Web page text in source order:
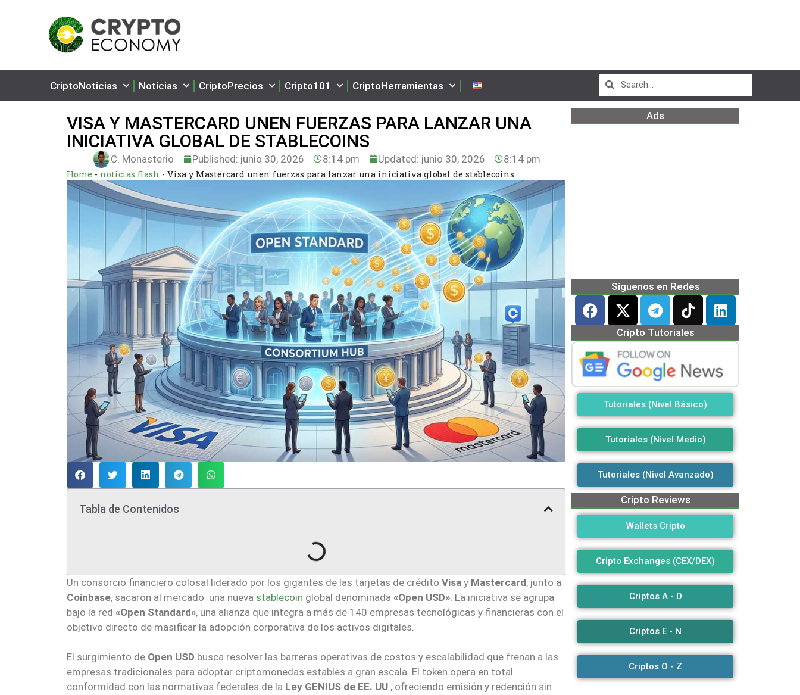
CriptoNoticias Noticias CriptoPrecios Cripto101 CriptoHerramientas
VISA Y MASTERCARD UNEN FUERZAS PARA LANZAR UNA
INICIATIVA GLOBAL DE STABLECOINS
C. Monasterio Published: junio 30, 2026 8:14 pm Updated: junio 30, 2026 8:14 pm
Home - noticias flash - Visa y Mastercard unen fuerzas para lanzar una iniciativa global de stablecoins
Tabla de Contenidos
Un consorcio financiero colosal liderado por los gigantes de las tarjetas de crédito Visa y Mastercard, junto a
Coinbase, sacaron al mercado una nueva stablecoin global denominada «Open USD» . La iniciativa se agrupa
bajo la red «Open Standard», una alianza que integra a más de 140 empresas tecnológicas y financieras con el
objetivo directo de masificar la adopción corporativa de los activos digitales.
El surgimiento de Open USD busca resolver las barreras operativas de costos y escalabilidad que frenan a las
empresas tradicionales para adoptar criptomonedas estables a gran escala. El token opera en total
conformidad con las normativas federales de la Ley GENIUS de EE. UU., ofreciendo emisión y redención sin
Ads
Síguenos en Redes
Cripto Tutoriales
Tutoriales (Nivel Básico)
Tutoriales (Nivel Medio)
Tutoriales (Nivel Avanzado)
Cripto Reviews
Wallets Cripto
Cripto Exchanges (CEX/DEX)
Criptos A - D
Criptos E - N
Criptos O - Z